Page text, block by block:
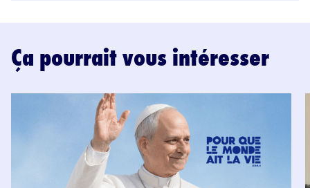
Ça pourrait vous intéresser